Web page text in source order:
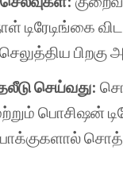
டிரேடிங்கை
பிறகு
செய்வது:
பொசிஷன்